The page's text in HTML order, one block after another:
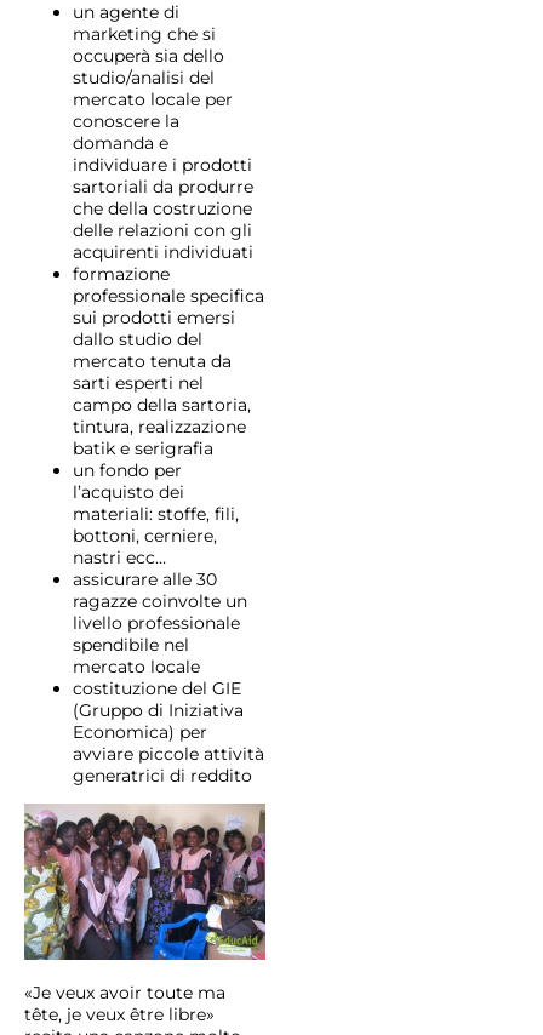
un agente di
marketing che si
occuperà sia dello
studio/analisi del
mercato locale per
conoscere la
domanda e
individuare i prodotti
sartoriali da produrre
che della costruzione
delle relazioni con gli
acquirenti individuati
formazione
professionale specifica
sui prodotti emersi
dallo studio del
mercato tenuta da
sarti esperti nel
campo della sartoria,
tintura, realizzazione
batik e serigrafia
un fondo per
l’acquisto dei
materiali: stoffe, fili,
bottoni, cerniere,
nastri ecc…
assicurare alle 30
ragazze coinvolte un
livello professionale
spendibile nel
mercato locale
costituzione del GIE
(Gruppo di Iniziativa
Economica) per
avviare piccole attività
generatrici di reddito
«Je veux avoir toute ma
tête, je veux être libre»